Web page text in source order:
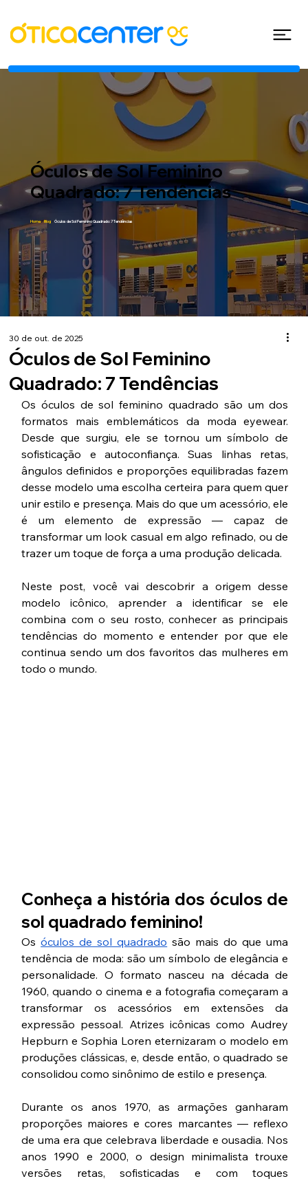
Óculos de Sol Feminino
Quadrado: 7 Tendências
Home/Blog/ Óculos de Sol Feminino Quadrado: 7 Tendências
Óculos de Sol Feminino
Quadrado: 7 Tendências
30 de out. de 2025
Os óculos de sol feminino quadrado são um dos
formatos mais emblemáticos da moda eyewear.
Desde que surgiu, ele se tornou um símbolo de
sofisticação e autoconfiança. Suas linhas retas,
ângulos definidos e proporções equilibradas fazem
desse modelo uma escolha certeira para quem quer
unir estilo e presença. Mais do que um acessório, ele
é um elemento de expressão — capaz de
transformar um look casual em algo refinado, ou de
trazer um toque de força a uma produção delicada.
Neste post, você vai descobrir a origem desse
modelo icônico, aprender a identificar se ele
combina com o seu rosto, conhecer as principais
tendências do momento e entender por que ele
continua sendo um dos favoritos das mulheres em
todo o mundo.
Conheça a história dos óculos de
sol quadrado feminino!
Os óculos de sol quadrado são mais do que uma
tendência de moda: são um símbolo de elegância e
personalidade. O formato nasceu na década de
1960, quando o cinema e a fotografia começaram a
transformar os acessórios em extensões da
expressão pessoal. Atrizes icônicas como Audrey
Hepburn e Sophia Loren eternizaram o modelo em
produções clássicas, e, desde então, o quadrado se
consolidou como sinônimo de estilo e presença.
Durante os anos 1970, as armações ganharam
proporções maiores e cores marcantes — reflexo
de uma era que celebrava liberdade e ousadia. Nos
anos 1990 e 2000, o design minimalista trouxe
versões retas, sofisticadas e com toques